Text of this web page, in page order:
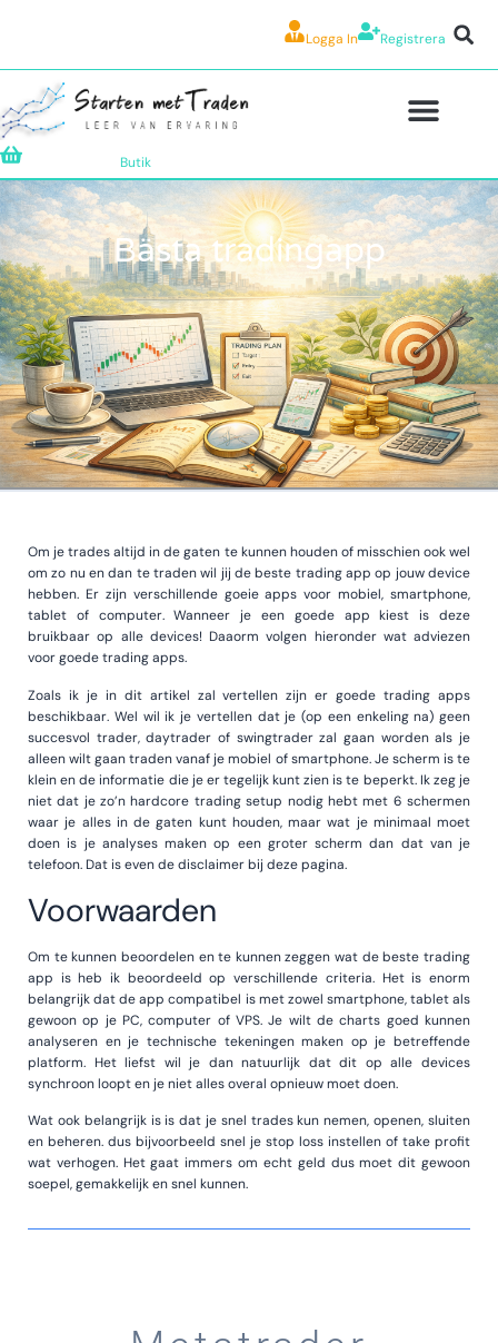
Logga In Registrera
Butik
Bästa tradingapp
Om je trades altijd in de gaten te kunnen houden of misschien ook wel
om zo nu en dan te traden wil jij de beste trading app op jouw device
hebben. Er zijn verschillende goeie apps voor mobiel, smartphone,
tablet of computer. Wanneer je een goede app kiest is deze
bruikbaar op alle devices! Daaorm volgen hieronder wat adviezen
voor goede trading apps.
Zoals ik je in dit artikel zal vertellen zijn er goede trading apps
beschikbaar. Wel wil ik je vertellen dat je (op een enkeling na) geen
succesvol trader, daytrader of swingtrader zal gaan worden als je
alleen wilt gaan traden vanaf je mobiel of smartphone. Je scherm is te
klein en de informatie die je er tegelijk kunt zien is te beperkt. Ik zeg je
niet dat je zo’n hardcore trading setup nodig hebt met 6 schermen
waar je alles in de gaten kunt houden, maar wat je minimaal moet
doen is je analyses maken op een groter scherm dan dat van je
telefoon. Dat is even de disclaimer bij deze pagina.
Voorwaarden
Om te kunnen beoordelen en te kunnen zeggen wat de beste trading
app is heb ik beoordeeld op verschillende criteria. Het is enorm
belangrijk dat de app compatibel is met zowel smartphone, tablet als
gewoon op je PC, computer of VPS. Je wilt de charts goed kunnen
analyseren en je technische tekeningen maken op je betreffende
platform. Het liefst wil je dan natuurlijk dat dit op alle devices
synchroon loopt en je niet alles overal opnieuw moet doen.
Wat ook belangrijk is is dat je snel trades kun nemen, openen, sluiten
en beheren. dus bijvoorbeeld snel je stop loss instellen of take profit
wat verhogen. Het gaat immers om echt geld dus moet dit gewoon
soepel, gemakkelijk en snel kunnen.